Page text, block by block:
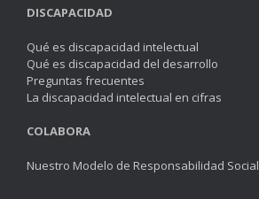
DISCAPACIDAD
Qué es discapacidad intelectual
Qué es discapacidad del desarrollo
Preguntas frecuentes
La discapacidad intelectual en cifras
COLABORA
Nuestro Modelo de Responsabilidad Social